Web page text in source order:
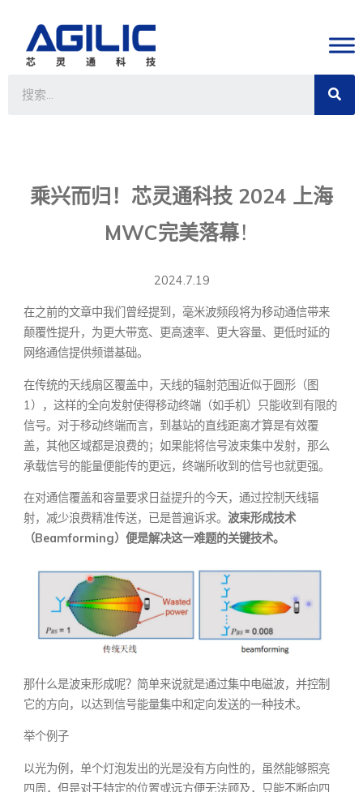
乘兴而归！芯灵通科技 2024 上海
MWC完美落幕！
2024.7.19
在之前的文章中我们曾经提到，毫米波频段将为移动通信带来
颠覆性提升，为更大带宽、更高速率、更大容量、更低时延的
网络通信提供频谱基础。
在传统的天线扇区覆盖中，天线的辐射范围近似于圆形（图
1），这样的全向发射使得移动终端（如手机）只能收到有限的
信号。对于移动终端而言，到基站的直线距离才算是有效覆
盖，其他区域都是浪费的；如果能将信号波束集中发射，那么
承载信号的能量便能传的更远，终端所收到的信号也就更强。
在对通信覆盖和容量要求日益提升的今天，通过控制天线辐
射，减少浪费精准传送，已是普遍诉求。 波束形成技术
（Beamforming）便是解决这一难题的关键技术。
那什么是波束形成呢？简单来说就是通过集中电磁波，并控制
它的方向，以达到信号能量集中和定向发送的一种技术。
举个例子
以光为例，单个灯泡发出的光是没有方向性的，虽然能够照亮
四周，但是对于特定的位置或远方便无法顾及，只能不断向四